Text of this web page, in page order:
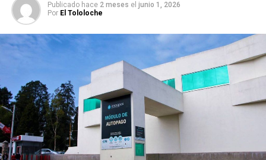
Publicado hace 2 meses el junio 1, 2026
Por El Tololoche